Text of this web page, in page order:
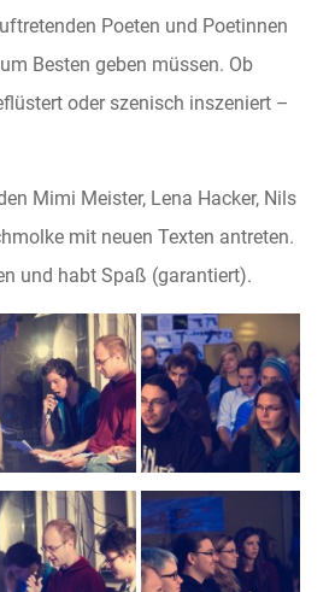
Poeten und Poetinnen
Besten geben müssen. Ob
oder szenisch inszeniert –
Mimi Meister, Lena Hacker, Nils
mit neuen Texten antreten.
und habt Spaß (garantiert).